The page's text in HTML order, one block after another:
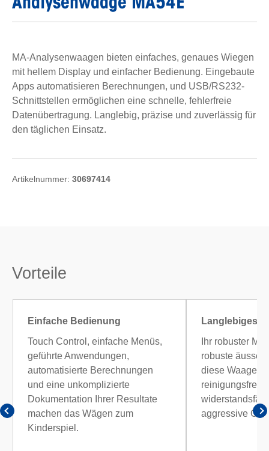
MA-Analysenwaagen bieten einfaches, genaues Wiegen
mit hellem Display und einfacher Bedienung. Eingebaute
Apps automatisieren Berechnungen, und USB/RS232-
Schnittstellen ermöglichen eine schnelle, fehlerfreie
Datenübertragung. Langlebig, präzise und zuverlässig für
den täglichen Einsatz.
Artikelnummer: 30697414
Vorteile
Einfache Bedienung
Touch Control, einfache Menüs,
geführte Anwendungen,
automatisierte Berechnungen
und eine unkomplizierte
Dokumentation Ihrer Resultate
machen das Wägen zum
Kinderspiel.
Langlebiges
Ihr robuster
robuste
diese Waagen
aggressive